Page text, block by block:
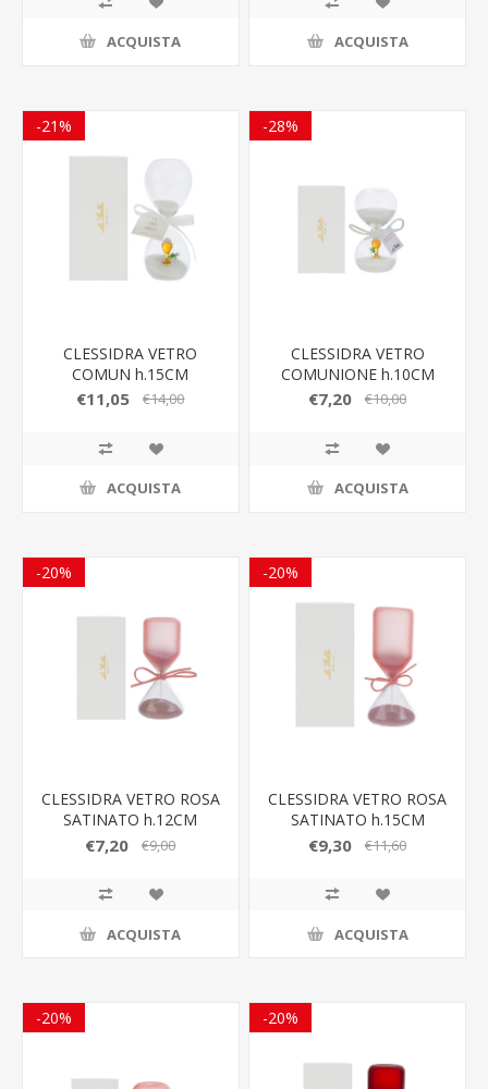
ACQUISTA ACQUISTA
-21%
CLESSIDRA VETRO
COMUN h.15CM
C/ASTUCCIO
€11,05 €14,00
ACQUISTA
-28%
CLESSIDRA VETRO
COMUNIONE h.10CM
C/ASTUCCIO
€7,20 €10,00
ACQUISTA
-20%
CLESSIDRA VETRO ROSA
SATINATO h.12CM
C/ASTUCCIO
€7,20 €9,00
ACQUISTA
-20%
CLESSIDRA VETRO ROSA
SATINATO h.15CM
C/ASTUCCIO
€9,30 €11,60
ACQUISTA
-20% -20%